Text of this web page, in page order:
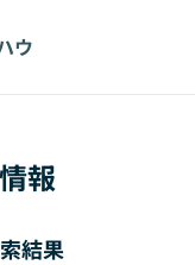
ウ
報
結果